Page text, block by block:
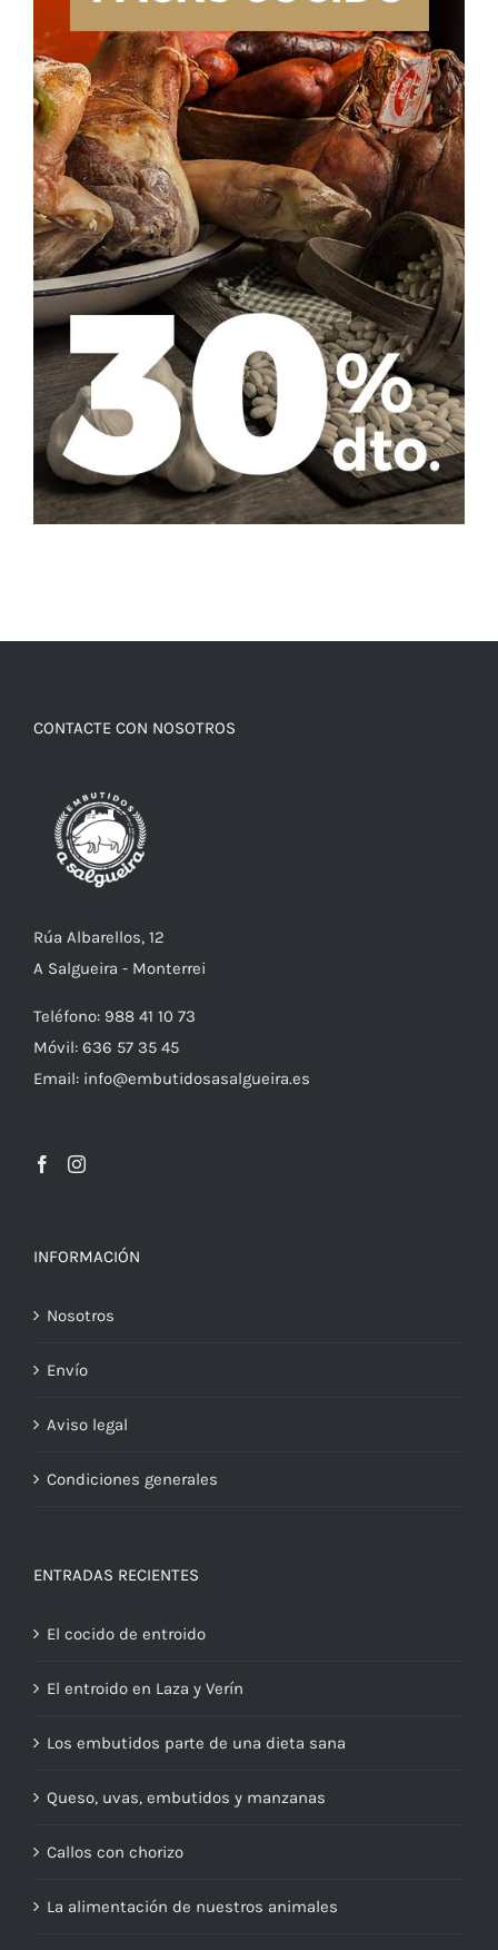
CONTACTE CON NOSOTROS
Rúa Albarellos, 12
A Salgueira - Monterrei
Teléfono: 988 41 10 73
Móvil: 636 57 35 45
Email: info@embutidosasalgueira.es
INFORMACIÓN
Nosotros
Envío
Aviso legal
Condiciones generales
ENTRADAS RECIENTES
El cocido de entroido
El entroido en Laza y Verín
Los embutidos parte de una dieta sana
Queso, uvas, embutidos y manzanas
Callos con chorizo
La alimentación de nuestros animales